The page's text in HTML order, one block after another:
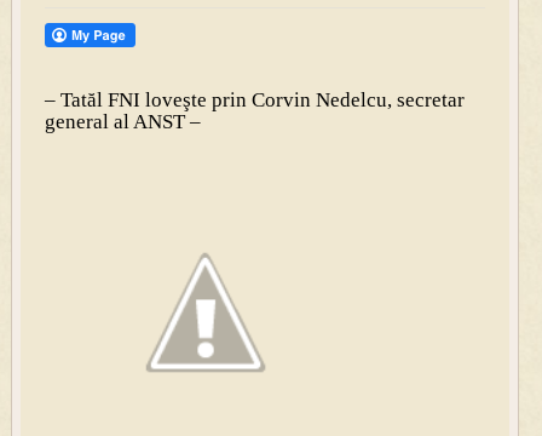
– Tatăl FNI loveşte prin Corvin Nedelcu, secretar
general al ANST –